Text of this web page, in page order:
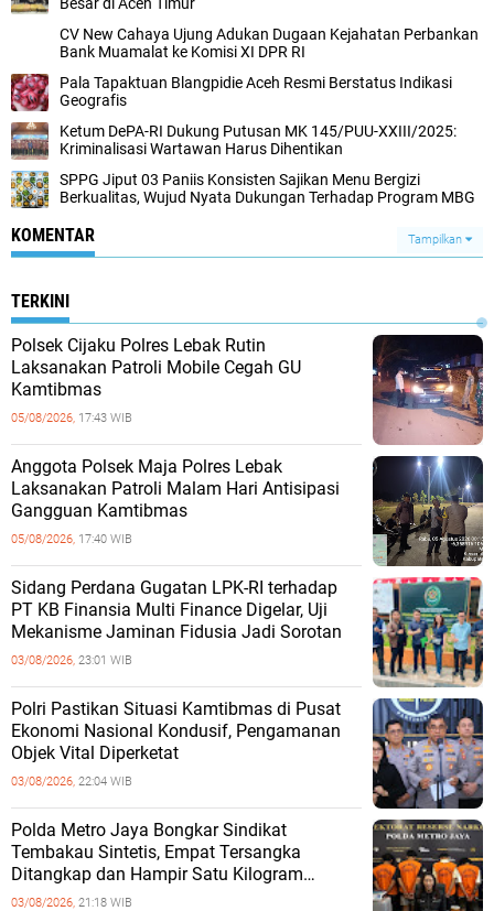
CV New Cahaya Ujung Adukan Dugaan Kejahatan Perbankan
Bank Muamalat ke Komisi XI DPR RI
Pala Tapaktuan Blangpidie Aceh Resmi Berstatus Indikasi
Geografis
Ketum DePA-RI Dukung Putusan MK 145/PUU-XXIII/2025:
Kriminalisasi Wartawan Harus Dihentikan
SPPG Jiput 03 Paniis Konsisten Sajikan Menu Bergizi
Berkualitas, Wujud Nyata Dukungan Terhadap Program MBG
KOMENTAR Tampilkan
TERKINI
Polsek Cijaku Polres Lebak Rutin
Laksanakan Patroli Mobile Cegah GU
Kamtibmas
05/08/2026, 17:43 WIB
Anggota Polsek Maja Polres Lebak
Laksanakan Patroli Malam Hari Antisipasi
Gangguan Kamtibmas
05/08/2026, 17:40 WIB
Sidang Perdana Gugatan LPK-RI terhadap
PT KB Finansia Multi Finance Digelar, Uji
Mekanisme Jaminan Fidusia Jadi Sorotan
03/08/2026, 23:01 WIB
‎Polri Pastikan Situasi Kamtibmas di Pusat
Ekonomi Nasional Kondusif, Pengamanan
Objek Vital Diperketat
03/08/2026, 22:04 WIB
‎Polda Metro Jaya Bongkar Sindikat
Tembakau Sintetis, Empat Tersangka
Ditangkap dan Hampir Satu Kilogram
Barang Bukti Disita
03/08/2026, 21:18 WIB